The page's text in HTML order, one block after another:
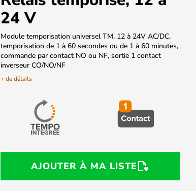
24 V
Module temporisation universel TM, 12 à 24V AC/DC,
temporisation de 1 à 60 secondes ou de 1 à 60 minutes,
commande par contact NO ou NF, sortie 1 contact
inverseur CO/NO/NF
+ de détails
AJOUTER À MA LISTE